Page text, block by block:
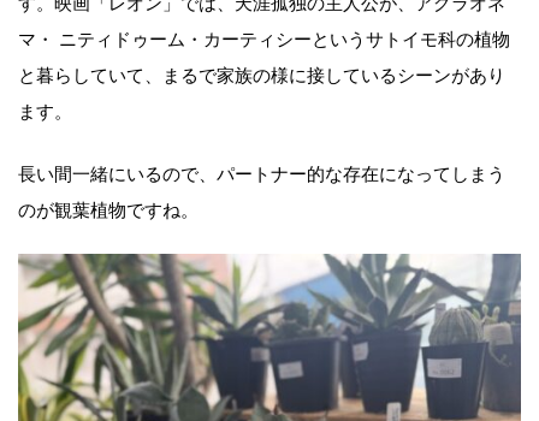
マ・ ニティドゥーム・カーティシーというサトイモ科の植物
と暮らしていて、まるで家族の様に接しているシーンがあり
ます。
長い間一緒にいるので、パートナー的な存在になってしまう
のが観葉植物ですね。